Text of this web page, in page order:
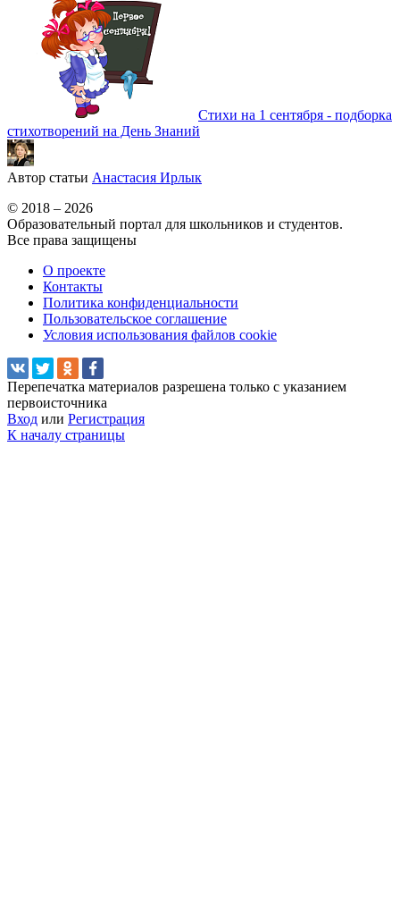
Стихи на 1 сентября - подборка
стихотворений на День Знаний
Автор статьи Анастасия Ирлык
© 2018 – 2026
Образовательный портал для школьников и студентов.
Все права защищены
О проекте
Контакты
Политика конфиденциальности
Пользовательское соглашение
Условия использования файлов cookie
Перепечатка материалов разрешена только с указанием
первоисточника
Вход или Регистрация
К началу страницы